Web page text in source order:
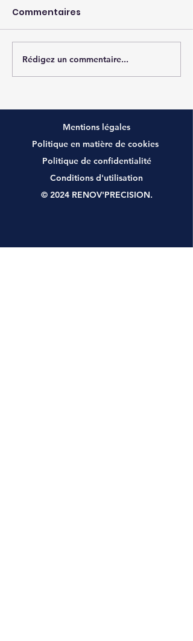
Ravalement de
façade
Commentaires
Rédigez un commentaire...
Mentions légales
Politique en matière de cookies
Politique de confidentialité
Conditions d'utilisation
© 2024 RENOV'PRECISION.